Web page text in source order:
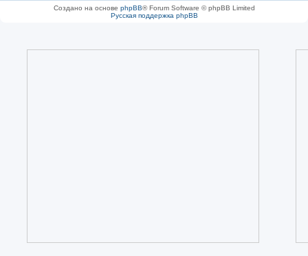
Создано на основе phpBB® Forum Software © phpBB Limited
Русская поддержка phpBB